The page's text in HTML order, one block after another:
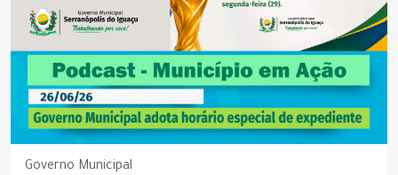
Governo Municipal